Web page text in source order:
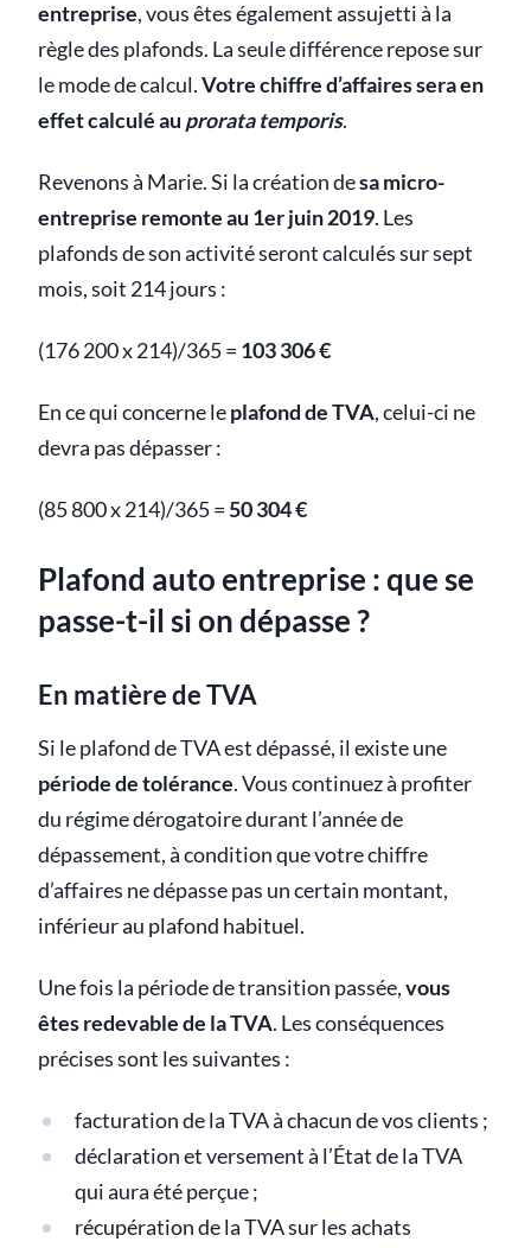
entreprise, vous êtes également assujetti à la
règle des plafonds. La seule différence repose sur
le mode de calcul.Votre chiffre d’affaires sera en
effet calculé au prorata temporis.
Revenons à Marie. Si la création desa micro-
entreprise remonte au 1er juin 2019. Les
plafonds de son activité seront calculés sur sept
mois, soit 214 jours :
(176 200 x 214)/365 = 103 306 €
En ce qui concerne leplafond de TVA, celui-ci ne
devra pas dépasser :
(85 800 x 214)/365 = 50 304 €
Plafond auto entreprise : que se
passe-t-il si on dépasse ?
En matière de TVA
Si le plafond de TVA est dépassé, il existe une
période de tolérance. Vous continuez à profiter
du régime dérogatoire durant l’année de
dépassement, à condition que votre chiffre
d’affaires ne dépasse pas un certain montant,
inférieur au plafond habituel.
Une fois la période de transition passée,vous
êtes redevable de la TVA. Les conséquences
précises sont les suivantes :
facturation de la TVA à chacun de vos clients ;
déclaration et versement à l’État de la TVA
qui aura été perçue ;
récupération de la TVA sur les achats